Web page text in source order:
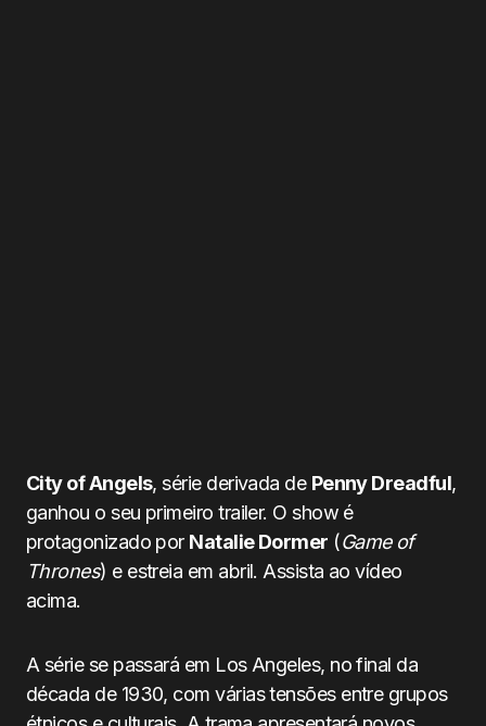
City of Angels, série derivada de Penny Dreadful,
ganhou o seu primeiro trailer. O show é
protagonizado por Natalie Dormer (Game of
Thrones) e estreia em abril. Assista ao vídeo
acima.
A série se passará em Los Angeles, no final da
década de 1930, com várias tensões entre grupos